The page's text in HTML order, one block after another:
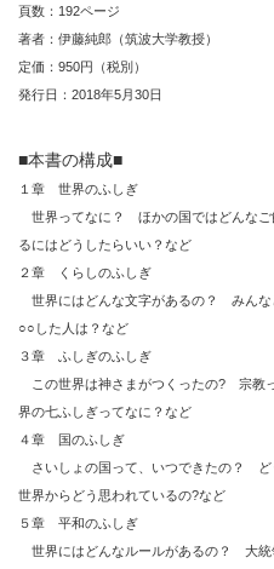
頁数：192ページ
著者：伊藤純郎（筑波大学教授）
定価：950円（税別）
発行日：2018年5月30日
■本書の構成■
１章 世界のふしぎ
世界ってなに？ ほかの国ではどんな
るにはどうしたらいい？など
２章 くらしのふしぎ
世界にはどんな文字があるの？ みん
○○した人は？など
３章 ふしぎのふしぎ
この世界は神さまがつくったの? 宗
界の七ふしぎってなに？など
４章 国のふしぎ
さいしょの国って、いつできたの？
世界からどう思われているの?など
５章 平和のふしぎ
世界にはどんなルールがあるの？ 大